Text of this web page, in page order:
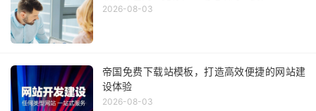
2026-08-03
帝国免费下载站模板，打造高效便捷的网站建
设体验
2026-08-03